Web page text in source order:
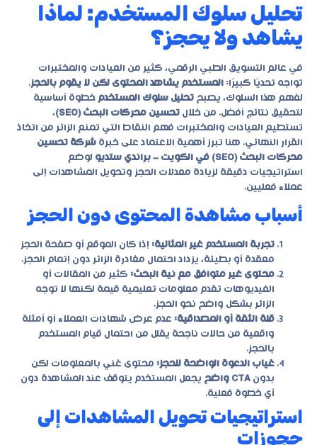
تحليل سلوك المستخدم: لماذا
يشاهد ولا يحجز؟
في عالم التسويق الطبي الرقمي، كثير من العيادات والمختبرات
تواجه تحديًا كبيرًا: المستخدم يشاهد المحتوى لكن لا يقوم بالحجز.
لفهم هذا السلوك، يصبح تحليل سلوك المستخدم خطوة أساسية
لتحقيق نتائج أفضل. من خلال تحسين محركات البحث (SEO)
،
تستطيع العيادات والمختبرات فهم النقاط التي تمنع الزائر من اتخاذ
القرار النهائي. هنا تبرز أهمية الاعتماد على خبرة شركة تحسين
محركات البحث (SEO) في الكويت – براندي ستديو
لوضع
استراتيجيات دقيقة لزيادة معدلات الحجز وتحويل المشاهدات إلى
عملاء فعليين.
أسباب مشاهدة المحتوى دون الحجز
تجربة المستخدم غير المثالية: إذا كان الموقع أو صفحة الحجز
معقدة أو بطيئة، يزداد احتمال مغادرة الزائر دون إتمام الحجز.
محتوى غير متوافق مع نية البحث: كثير من المقالات أو
الفيديوهات تقدم معلومات تعليمية قيمة لكنها لا توجه
الزائر بشكل واضح نحو الحجز.
قلة الثقة أو المصداقية: عدم عرض شهادات العملاء أو أمثلة
واقعية من حالات ناجحة يقلل من احتمال قيام المستخدم
بالحجز.
غياب الدعوة الواضحة للحجز: محتوى غني بالمعلومات لكن
بدون CTA واضح
يجعل المستخدم يتوقف عند المشاهدة دون
أي خطوة فعلية.
استراتيجيات تحويل المشاهدات إلى
حجوزات